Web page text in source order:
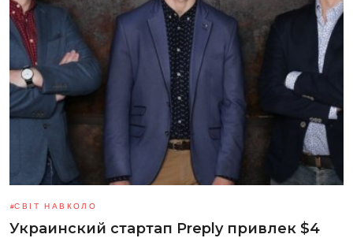
СВІТ НАВКОЛО
Украинский стартап Preply привлек $4